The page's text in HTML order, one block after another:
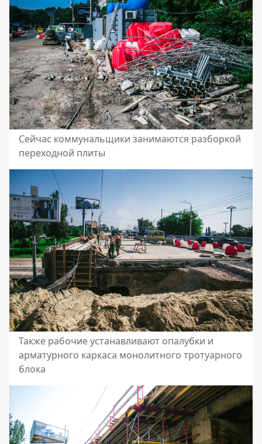
Сейчас коммунальщики занимаются разборкой
переходной плиты
Также рабочие устанавливают опалубки и
арматурного каркаса монолитного тротуарного
блока